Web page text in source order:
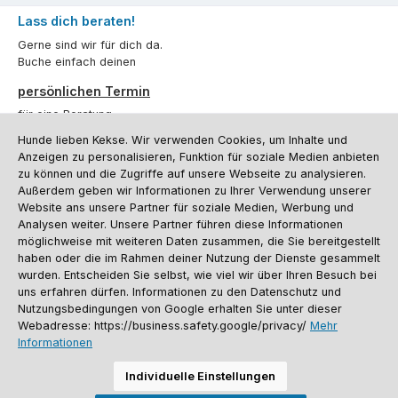
Lass dich beraten!
Gerne sind wir für dich da.
Buche einfach deinen
persönlichen Termin
für eine Beratung.
Oder über unserKontaktformular.
Vertrag widerrufen
Kundenservice
Informationen
Social Media und Kontakt
Versandinformationen
Batterieentsorgung
Warenrücksendung Sporthund Katalog
Alle Preise inkl. gesetzl. Mehrwertsteuer zzgl.Versandkosten
Hunde lieben Kekse. Wir verwenden Cookies, um Inhalte und
Anzeigen zu personalisieren, Funktion für soziale Medien anbieten
zu können und die Zugriffe auf unsere Webseite zu analysieren.
Außerdem geben wir Informationen zu Ihrer Verwendung unserer
Website ans unsere Partner für soziale Medien, Werbung und
Analysen weiter. Unsere Partner führen diese Informationen
möglichweise mit weiteren Daten zusammen, die Sie bereitgestellt
haben oder die im Rahmen deiner Nutzung der Dienste gesammelt
wurden. Entscheiden Sie selbst, wie viel wir über Ihren Besuch bei
uns erfahren dürfen. Informationen zu den Datenschutz und
Nutzungsbedingungen von Google erhalten Sie unter dieser
Webadresse: https://business.safety.google/privacy/ Mehr
Informationen
Individuelle Einstellungen